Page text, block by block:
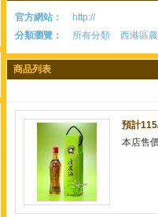
官方網站：
http://
分類瀏覽：
所有分類 西港區
商品列表
預計
本店售